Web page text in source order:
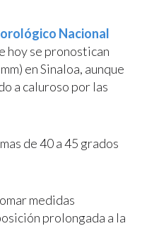
Nacional
hoy se pronostican
en Sinaloa, aunque
a caluroso por las
de 40 a 45 grados
medidas
prolongada a la